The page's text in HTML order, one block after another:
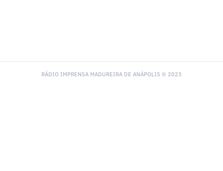
RÁDIO IMPRENSA MADUREIRA DE ANÁPOLIS © 2023